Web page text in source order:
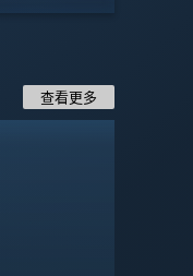
查看更多